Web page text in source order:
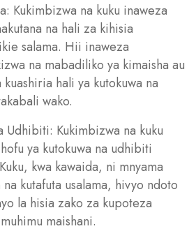
Kukimbizwa na kuku inaweza
na hali za kihisia
salama. Hii inaweza
na mabadiliko ya kimaisha au
hali ya kutokuwa na
wako.
Udhibiti: Kukimbizwa na kuku
ya kutokuwa na udhibiti
kwa kawaida, ni mnyama
kutafuta usalama, hivyo ndoto
la hisia zako za kupoteza
maishani.